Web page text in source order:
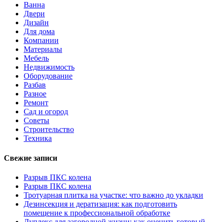
Ванна
Двери
Дизайн
Для дома
Компании
Материалы
Мебель
Недвижимость
Оборудование
Разбав
Разное
Ремонт
Сад и огород
Советы
Строительство
Техника
Свежие записи
Разрыв ПКС колена
Разрыв ПКС колена
Тротуарная плитка на участке: что важно до укладки
Дезинсекция и дератизация: как подготовить
помещение к профессиональной обработке